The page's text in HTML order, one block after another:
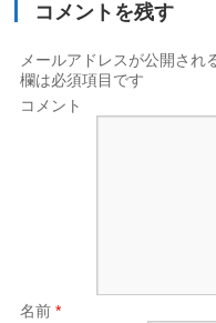
コメントを残す
メールアドレスが公開され
欄は必須項目です
コメント
名前*